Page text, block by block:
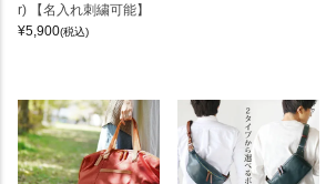
r) 【名入れ刺繍可能】
¥5,900(税込)